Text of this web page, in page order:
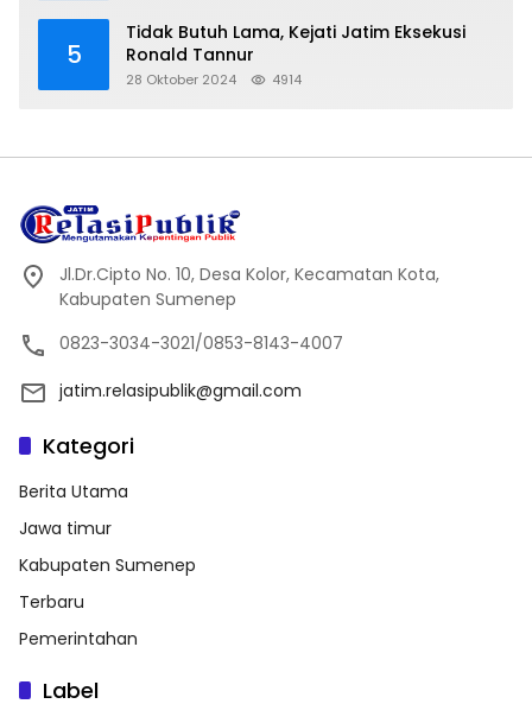
5
Tidak Butuh Lama, Kejati Jatim Eksekusi
Ronald Tannur
28 Oktober 2024 4914
Jl.Dr.Cipto No. 10, Desa Kolor, Kecamatan Kota,
Kabupaten Sumenep
0823-3034-3021/0853-8143-4007
jatim.relasipublik@gmail.com
Kategori
Berita Utama
Jawa timur
Kabupaten Sumenep
Terbaru
Pemerintahan
Label